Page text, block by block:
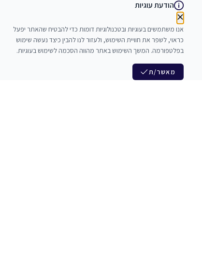
הודעת עוגיות
אנו משתמשים בעוגיות ובטכנולוגיות דומות כדי להבטיח שהאתר יפעל
כראוי, לשפר את חוויית השימוש, ולעזור לנו להבין כיצד נעשה שימוש
בפלטפורמה. המשך השימוש באתר מהווה הסכמה לשימוש בעוגיות.
מאשר/ת